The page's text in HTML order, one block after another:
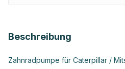
Beschreibung
Zahnradpumpe für Caterpillar /